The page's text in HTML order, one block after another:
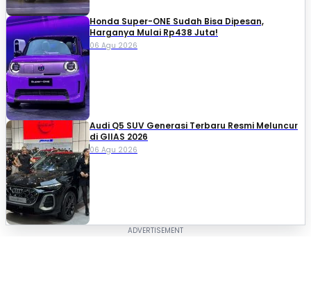
Honda Super-ONE Sudah Bisa Dipesan,
Harganya Mulai Rp438 Juta!
06 Agu 2026
Audi Q5 SUV Generasi Terbaru Resmi Meluncur
di GIIAS 2026
06 Agu 2026